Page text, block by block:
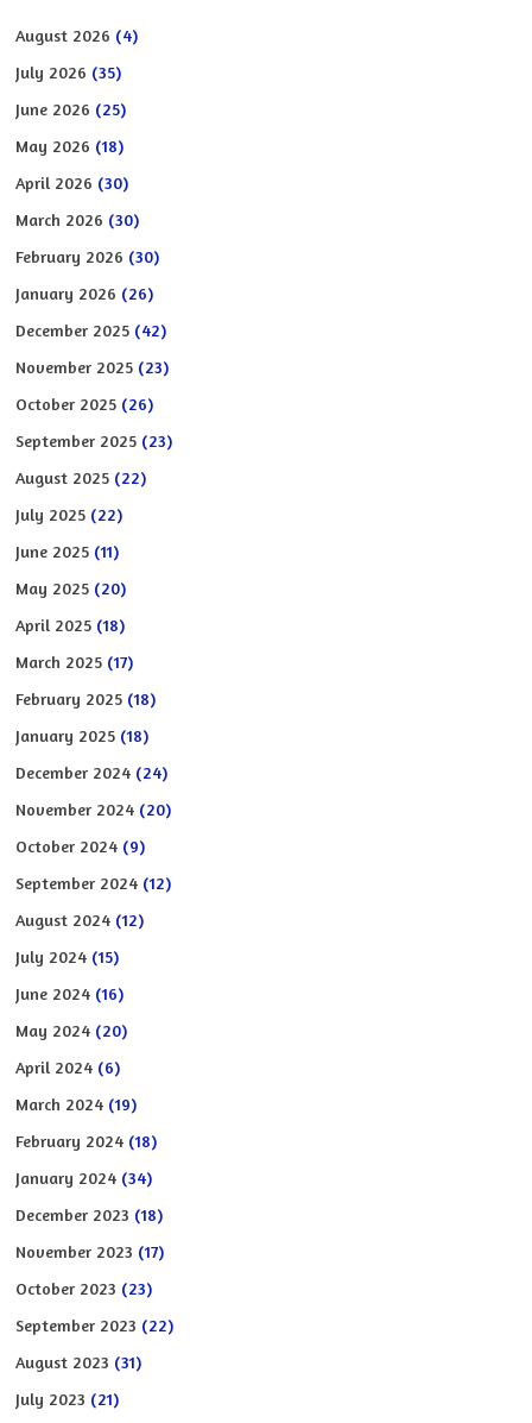
August 2026 (4)
July 2026 (35)
June 2026 (25)
May 2026 (18)
April 2026 (30)
March 2026 (30)
February 2026 (30)
January 2026 (26)
December 2025 (42)
November 2025 (23)
October 2025 (26)
September 2025 (23)
August 2025 (22)
July 2025 (22)
June 2025 (11)
May 2025 (20)
April 2025 (18)
March 2025 (17)
February 2025 (18)
January 2025 (18)
December 2024 (24)
November 2024 (20)
October 2024 (9)
September 2024 (12)
August 2024 (12)
July 2024 (15)
June 2024 (16)
May 2024 (20)
April 2024 (6)
March 2024 (19)
February 2024 (18)
January 2024 (34)
December 2023 (18)
November 2023 (17)
October 2023 (23)
September 2023 (22)
August 2023 (31)
July 2023 (21)